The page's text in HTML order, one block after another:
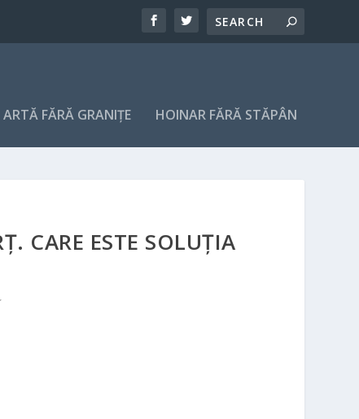
ARTĂ FĂRĂ GRANIȚE HOINAR FĂRĂ STĂPÂN
CARE ESTE SOLUȚIA